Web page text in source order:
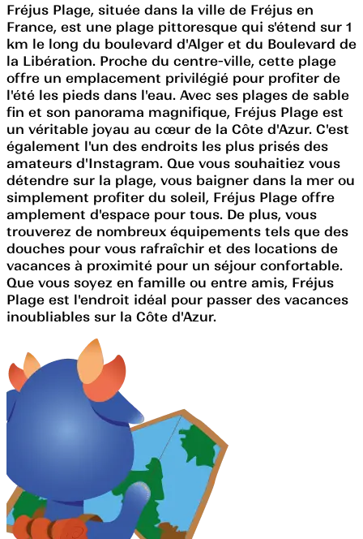
Fréjus Plage, située dans la ville de Fréjus en
France, est une plage pittoresque qui s'étend sur 1
km le long du boulevard d'Alger et du Boulevard de
la Libération. Proche du centre-ville, cette plage
offre un emplacement privilégié pour profiter de
l'été les pieds dans l'eau. Avec ses plages de sable
fin et son panorama magnifique, Fréjus Plage est
un véritable joyau au cœur de la Côte d'Azur. C'est
également l'un des endroits les plus prisés des
amateurs d'Instagram. Que vous souhaitiez vous
détendre sur la plage, vous baigner dans la mer ou
simplement profiter du soleil, Fréjus Plage offre
amplement d'espace pour tous. De plus, vous
trouverez de nombreux équipements tels que des
douches pour vous rafraîchir et des locations de
vacances à proximité pour un séjour confortable.
Que vous soyez en famille ou entre amis, Fréjus
Plage est l'endroit idéal pour passer des vacances
inoubliables sur la Côte d'Azur.